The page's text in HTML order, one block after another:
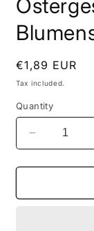
Regular
price
€1,89 EUR
Tax included.
Quantity
Decrease
quantity
for
als